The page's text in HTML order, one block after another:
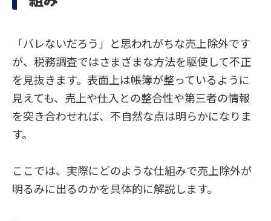
「バレないだろう」と思われがちな売上除外です
が、税務調査ではさまざまな方法を駆使して不正
を見抜きます。表面上は帳簿が整っているように
見えても、売上や仕入との整合性や第三者の情報
を突き合わせれば、不自然な点は明らかになりま
す。
ここでは、実際にどのような仕組みで売上除外が
明るみに出るのかを具体的に解説します。